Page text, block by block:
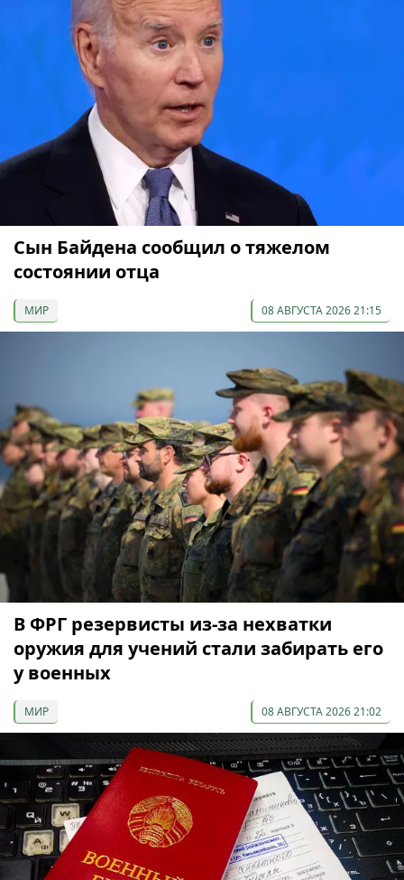
Сын Байдена сообщил о тяжелом
состоянии отца
МИР 08 АВГУСТА 2026 21:15
В ФРГ резервисты из-за нехватки
оружия для учений стали забирать его
у военных
МИР 08 АВГУСТА 2026 21:02